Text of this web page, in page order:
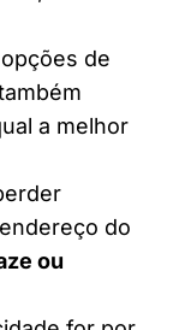
de
a melhor
do
ou